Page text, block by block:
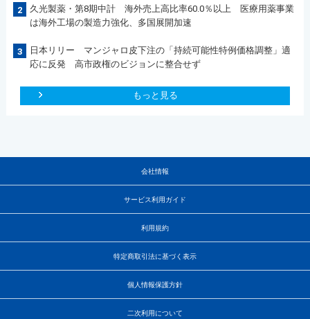
2
久光製薬・第8期中計 海外売上高比率60.0％以上 医療用薬事業
は海外工場の製造力強化、多国展開加速
3
日本リリー マンジャロ皮下注の「持続可能性特例価格調整」適
応に反発 高市政権のビジョンに整合せず
もっと見る
会社情報
サービス利用ガイド
利用規約
特定商取引法に基づく表示
個人情報保護方針
二次利用について